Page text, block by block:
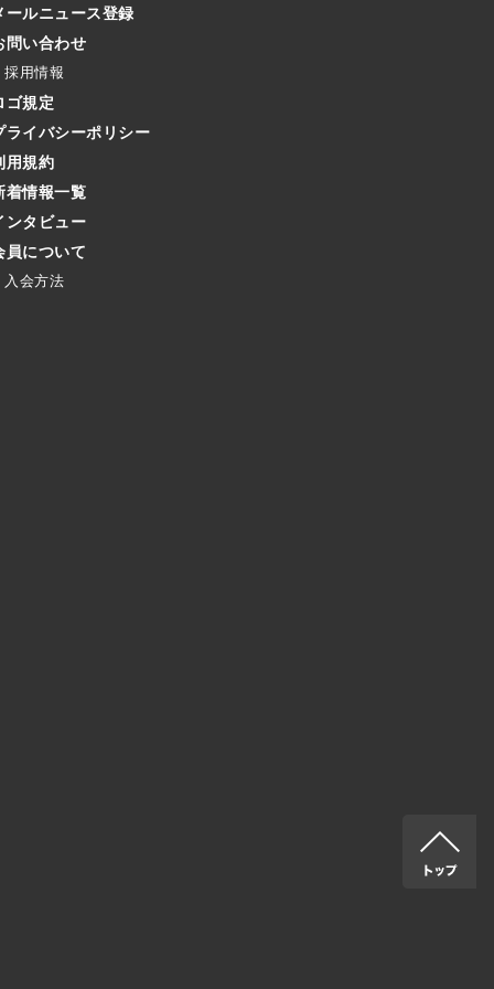
ールニュース登録
問い合わせ
採用情報
ゴ規定
ライバシーポリシー
用規約
着情報一覧
ンタビュー
員について
入会方法